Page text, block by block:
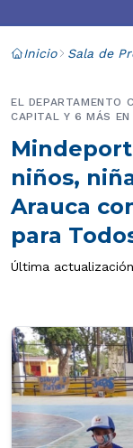
Inicio Sala de
niños,
Arauca
para
EL DEPARTAMENTO
CAPITAL Y 6 MÁS EN
Última